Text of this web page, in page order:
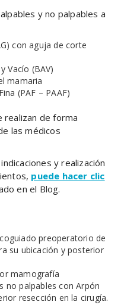
y no palpables a
con aguja de corte
Vacío (BAV)
mamaria
(PAF – PAAF)
de forma
las médicos
y realización
puede hacer clic
en el Blog.
preoperatorio de
su ubicación y posterior
mamografía
no palpables con Arpón
resección en la cirugía.